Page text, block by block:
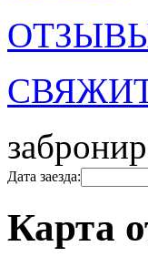
Дата заезда:
Карта